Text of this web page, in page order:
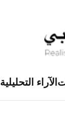
الآراء التحليلية